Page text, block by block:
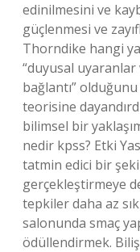
edinilmesini ve
güçlenmesi ve
Thorndike hangi
“duyusal
bağlantı”
teorisine
bilimsel bir
nedir kpss? Etki
tatmin edici bir
gerçekleştirmeye
tepkiler daha az
salonunda smaç
ödüllendirmek.